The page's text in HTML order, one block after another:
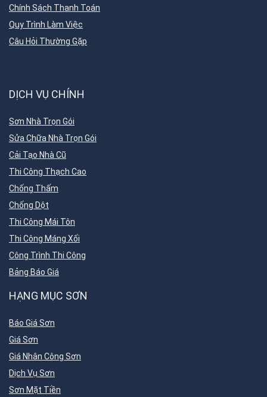
Chính Sách Thanh Toán
Quy Trình Làm Việc
Câu Hỏi Thường Gặp
DỊCH VỤ CHÍNH
Sơn Nhà Trọn Gói
Sửa Chữa Nhà Trọn Gói
Cải Tạo Nhà Cũ
Thi Công Thạch Cao
Chống Thấm
Chống Dột
Thi Công Mái Tôn
Thi Công Máng Xối
Công Trình Thi Công
Bảng Báo Giá
HẠNG MỤC SƠN
Báo Giá Sơn
Giá Sơn
Giá Nhân Công Sơn
Dịch Vụ Sơn
Sơn Mặt Tiền